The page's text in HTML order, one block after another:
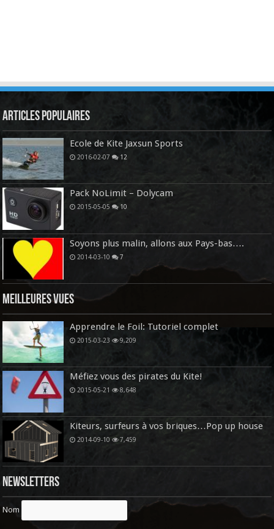
Articles Populaires
Ecole de Kite Jaxsun Sports
2016-02-07 12
Pack NoLimit – Dolycam
2015-05-05 10
Soyons plus malin, allons aux Pays-bas….
2014-03-10 7
Meilleures vues
Apprendre le Foil: Tutoriel complet
2015-03-23 9,209
Méfiez vous des pirates du Kite!
2015-05-21 8,648
Kiteurs, surfeurs à vos briques…Pop up house
2014-09-10 7,459
Newsletters
Nom